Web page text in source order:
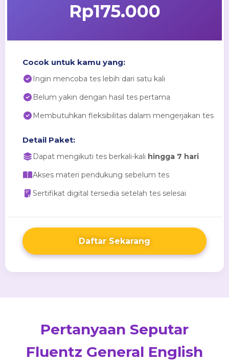
Rp175.000
Cocok untuk kamu yang:
Ingin mencoba tes lebih dari satu kali
Belum yakin dengan hasil tes pertama
Membutuhkan fleksibilitas dalam mengerjakan tes
Detail Paket:
Dapat mengikuti tes berkali-kali hingga 7 hari
Akses materi pendukung sebelum tes
Sertifikat digital tersedia setelah tes selesai
Daftar Sekarang
Pertanyaan Seputar
Fluentz General English